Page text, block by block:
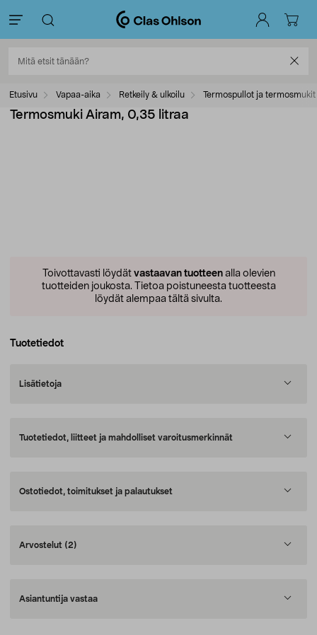
Etusivu Vapaa-aika Retkeily & ulkoilu Termospullot ja termosmukit
Termosmuki Airam, 0,35 litraa
Toivottavasti löydät vastaavan tuotteenalla olevien
tuotteiden joukosta. Tietoa poistuneesta tuotteesta
löydät alempaa tältä sivulta.
Tuotetiedot
Lisätietoja
Tuotetiedot, liitteet ja mahdolliset varoitusmerkinnät
Ostotiedot, toimitukset ja palautukset
Arvostelut (2)
Asiantuntija vastaa